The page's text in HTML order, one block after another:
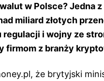
w Polsce? Jedna
miliard złotych
i wojny ze
firmom z branży
że brytyjski